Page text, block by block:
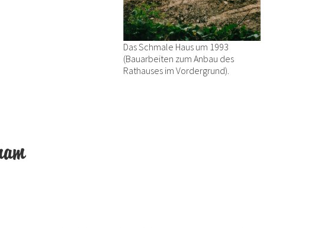
Das Schmale Haus um 1993
(Bauarbeiten zum Anbau des
Rathauses im Vordergrund).